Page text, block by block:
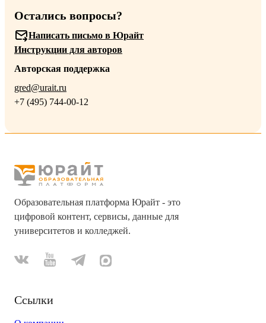
Остались вопросы?
Написать письмо в Юрайт
Инструкции для авторов
Авторская поддержка
gred@urait.ru
+7 (495) 744-00-12
Образовательная платформа Юрайт - это
цифровой контент, сервисы, данные для
университетов и колледжей.
Ссылки